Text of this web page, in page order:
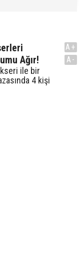
Ağır!
ile bir
4 kişi
A+
A-